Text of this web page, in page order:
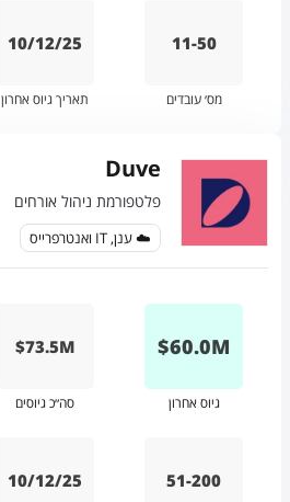
11-50
מס׳ עובדים
10/12/25
תאריך גיוס אחרון
Duve
פלטפורמת ניהול אורחים
☁️ ענן, IT ואנטרפרייס
M
60.0
$
גיוס אחרון
$73.5M
סה״כ גיוסים
51-200
10/12/25